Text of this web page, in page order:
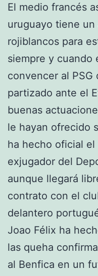
El medio francés
uruguayo tiene
rojiblancos para
siempre y cuando
convencer al PSG
partizado ante el
buenas
le hayan ofrecido
ha hecho oficial
exjugador del
aunque llegará
contrato con el
delantero
Joao Félix ha
las queha
al Benfica en un